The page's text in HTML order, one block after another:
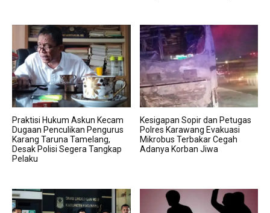
Praktisi Hukum Askun Kecam
Dugaan Penculikan Pengurus
Karang Taruna Tamelang,
Desak Polisi Segera Tangkap
Pelaku
Kesigapan Sopir dan Petugas
Polres Karawang Evakuasi
Mikrobus Terbakar Cegah
Adanya Korban Jiwa